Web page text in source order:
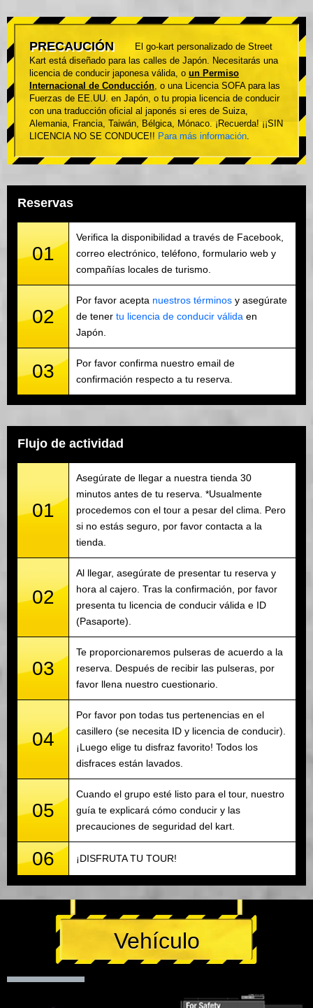
PRECAUCIÓN
El go-kart personalizado de Street
Kart está diseñado para las calles de Japón. Necesitarás una
licencia de conducir japonesa válida, o un Permiso
Internacional de Conducción, o una Licencia SOFA para las
Fuerzas de EE.UU. en Japón, o tu propia licencia de conducir
con una traducción oficial al japonés si eres de Suiza,
Alemania, Francia, Taiwán, Bélgica, Mónaco. ¡Recuerda! ¡¡SIN
LICENCIA NO SE CONDUCE!! Para más información.
Reservas
01
Verifica la disponibilidad a través de Facebook,
correo electrónico, teléfono, formulario web y
compañías locales de turismo.
02
Por favor acepta nuestros términos y asegúrate
de tener tu licencia de conducir válida en
Japón.
03
Por favor confirma nuestro email de
confirmación respecto a tu reserva.
Flujo de actividad
01
Asegúrate de llegar a nuestra tienda 30
minutos antes de tu reserva. *Usualmente
procedemos con el tour a pesar del clima. Pero
si no estás seguro, por favor contacta a la
tienda.
02
Al llegar, asegúrate de presentar tu reserva y
hora al cajero. Tras la confirmación, por favor
presenta tu licencia de conducir válida e ID
(Pasaporte).
03
Te proporcionaremos pulseras de acuerdo a la
reserva. Después de recibir las pulseras, por
favor llena nuestro cuestionario.
04
Por favor pon todas tus pertenencias en el
casillero (se necesita ID y licencia de conducir).
¡Luego elige tu disfraz favorito! Todos los
disfraces están lavados.
05
Cuando el grupo esté listo para el tour, nuestro
guía te explicará cómo conducir y las
precauciones de seguridad del kart.
06 ¡DISFRUTA TU TOUR!
Vehículo